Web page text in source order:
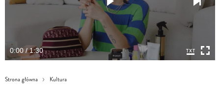
0:00 / 1:30
Strona główna Kultura